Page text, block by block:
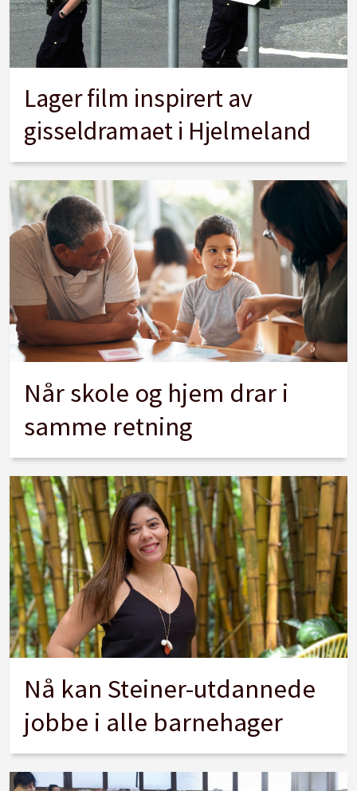
Lager film inspirert av
gisseldramaet i Hjelmeland
Når skole og hjem drar i
samme retning
Nå kan Steiner-utdannede
jobbe i alle barnehager